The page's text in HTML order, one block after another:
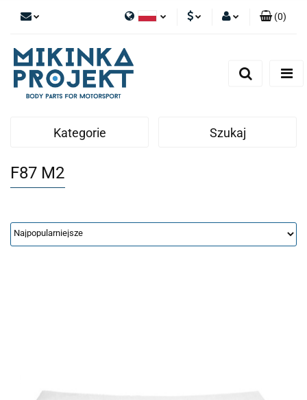
Polski
English
(0)
Kategorie Szukaj
F87 M2